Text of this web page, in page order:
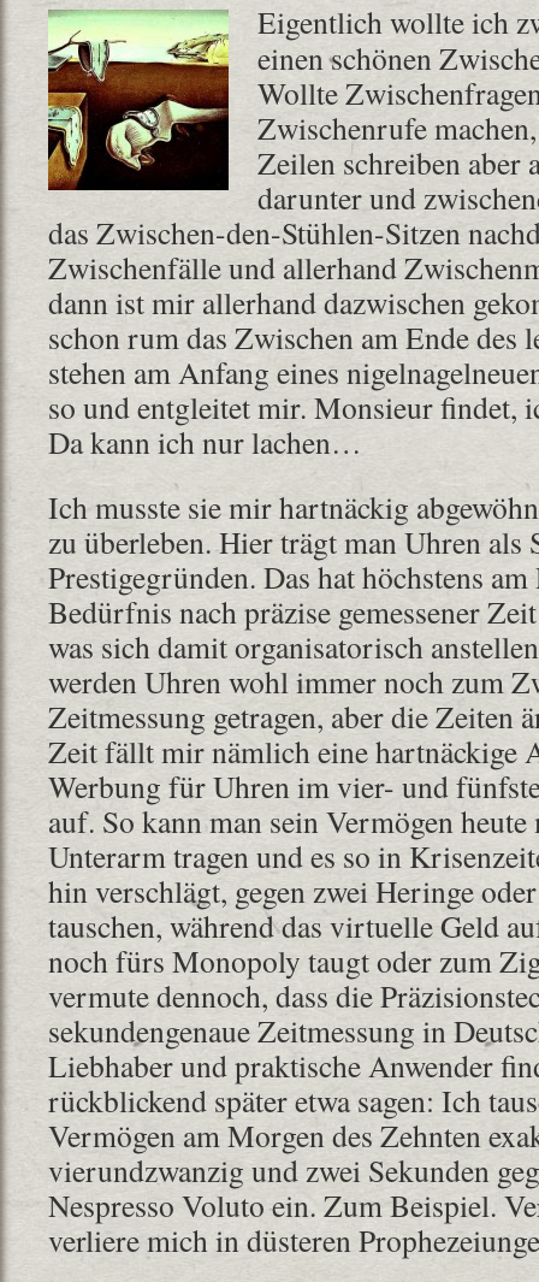
Eigentlich wollte ich
einen schönen
Wollte
Zwischenrufe
Zeilen schreiben aber
darunter und
das Zwischen-den-Stühlen-Sitzen
Zwischenfälle und allerhand
dann ist mir allerhand dazwischen
schon rum das Zwischen am Ende des
stehen am Anfang eines
so und entgleitet mir. Monsieur findet,
Da kann ich nur lachen…
Ich musste sie mir hartnäckig
zu überleben. Hier trägt man Uhren als
Prestigegründen. Das hat höchstens
Bedürfnis nach präzise gemessener
was sich damit organisatorisch
werden Uhren wohl immer noch zum
Zeitmessung getragen, aber die Zeiten
Zeit fällt mir nämlich eine hartnäckige
Werbung für Uhren im vier- und
auf. So kann man sein Vermögen
Unterarm tragen und es so in
hin verschlägt, gegen zwei Heringe
tauschen, während das virtuelle Geld
noch fürs Monopoly taugt oder zum
vermute dennoch, dass die
sekundengenaue Zeitmessung in
Liebhaber und praktische Anwender
rückblickend später etwa sagen: Ich
Vermögen am Morgen des Zehnten
vierundzwanzig und zwei Sekunden
Nespresso Voluto ein. Zum Beispiel.
verliere mich in düsteren